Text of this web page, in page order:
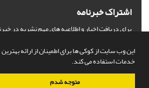
این وب سایت از کوکی ها برای اطمینان از ارائه بهترین
خدمات استفاده می کند.
متوجه شدم
اشتراک خبرنامه
برای دریافت اخبار و اطلاعیه های مهم نشریه در